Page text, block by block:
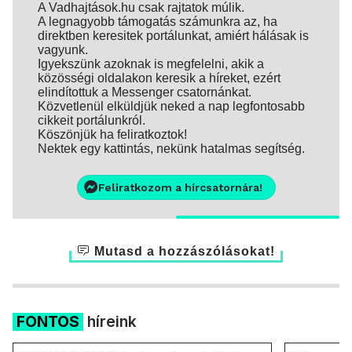
A Vadhajtások.hu csak rajtatok múlik.
A legnagyobb támogatás számunkra az, ha
direktben keresitek portálunkat, amiért hálásak is
vagyunk.
Igyekszünk azoknak is megfelelni, akik a
közösségi oldalakon keresik a híreket, ezért
elindítottuk a Messenger csatornánkat.
Közvetlenül elküldjük neked a nap legfontosabb
cikkeit portálunkról.
Köszönjük ha feliratkoztok!
Nektek egy kattintás, nekünk hatalmas segítség.
Feliratkozom a hírcsatornára!
Mutasd a hozzászólásokat!
FONTOS híreink